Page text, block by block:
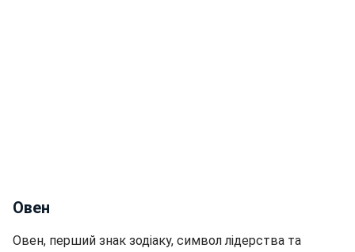
Овен
Овен, перший знак зодіаку, символ лідерства та